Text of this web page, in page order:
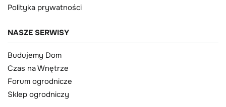
Polityka prywatności
NASZE SERWISY
Budujemy Dom
Czas na Wnętrze
Forum ogrodnicze
Sklep ogrodniczy